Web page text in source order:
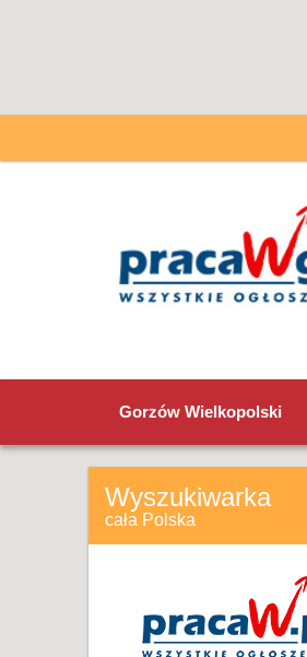
Gorzów Wielkopolski
Wyszukiwarka
cała Polska